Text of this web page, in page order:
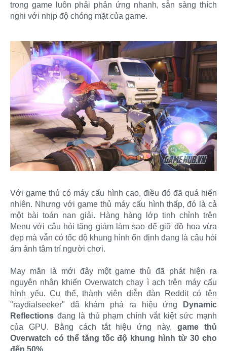
trong game luôn phải phản ứng nhanh, sẵn sàng thích
nghi với nhịp độ chóng mặt của game.
Với game thủ có máy cấu hình cao, điều đó đã quá hiển
nhiên. Nhưng với game thủ máy cấu hình thấp, đó là cả
một bài toán nan giải. Hàng hàng lớp tinh chỉnh trên
Menu với câu hỏi tăng giảm làm sao để giữ đồ họa vừa
đẹp mà vẫn có tốc độ khung hình ổn định đang là câu hỏi
ám ảnh tâm trí người chơi.
May mắn là mới đây một game thủ đã phát hiện ra
nguyên nhân khiến Overwatch chạy ì ạch trên máy cấu
hình yếu. Cụ thể, thành viên diễn đàn Reddit có tên
"raydialseeker" đã khám phá ra hiệu ứng
Dynamic
Reflections đang là thủ phạm chính vắt kiệt sức mạnh
của GPU. Bằng cách tắt hiệu ứng này,game thủ
Overwatch có thể tăng tốc độ khung hình từ 30 cho
đến 50%.